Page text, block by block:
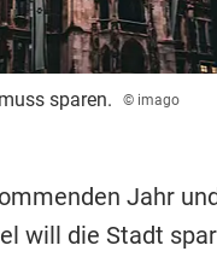
sparen. © imago
Jahr
will die Stadt